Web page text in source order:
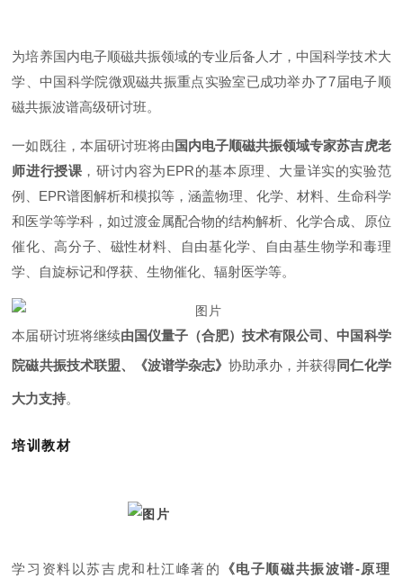
为培养国内电子顺磁共振领域的专业后备人才，中国科学技术大
学、中国科学院微观磁共振重点实验室已成功举办了7届电子顺
磁共振波谱高级研讨班。
一如既往，本届研讨班将由 国内电子顺磁共振领域专家苏吉虎老
师进行授课 ，研讨内容为EPR的基本原理、大量详实的实验范
例、EPR谱图解析和模拟等，涵盖物理、化学、材料、生命科学
和医学等学科，如过渡金属配合物的结构解析、化学合成、原位
催化、高分子、磁性材料、自由基化学、自由基生物学和毒理
学、自旋标记和俘获、生物催化、辐射医学等。
本届研讨班将继续由国仪量子（合肥）技术有限公司、中国科学
院磁共振技术联盟、《波谱学杂志》协助承办，并获得同仁化学
大力支持。
培训教材
学习资料以苏吉虎和杜江峰著的 《电子顺磁共振波谱-原理